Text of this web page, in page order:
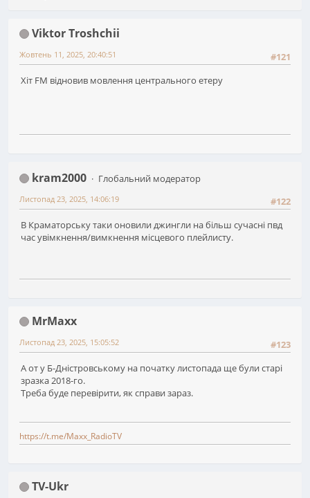
Viktor Troshchii
#121
Жовтень 11, 2025, 20:40:51
Хіт FM відновив мовлення центрального етеру
kram2000
Глобальний модератор
#122
Листопад 23, 2025, 14:06:19
В Краматорську таки оновили джингли на більш сучасні пвд
час увімкнення/вимкнення місцевого плейлисту.
MrMaxx
#123
Листопад 23, 2025, 15:05:52
А от у Б-Дністровському на початку листопада ще були старі
зразка 2018-го.
Треба буде перевірити, як справи зараз.
https://t.me/Maxx_RadioTV
TV-Ukr